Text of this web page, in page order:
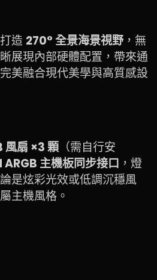
造 270° 全景海景視野，無
展現內部硬體配置，帶來通
美融合現代美學與高質感設
風扇 ×3 顆（需自行安
ARGB 主機板同步接口 ，燈
是炫彩光效或低調沉穩風
主機風格。